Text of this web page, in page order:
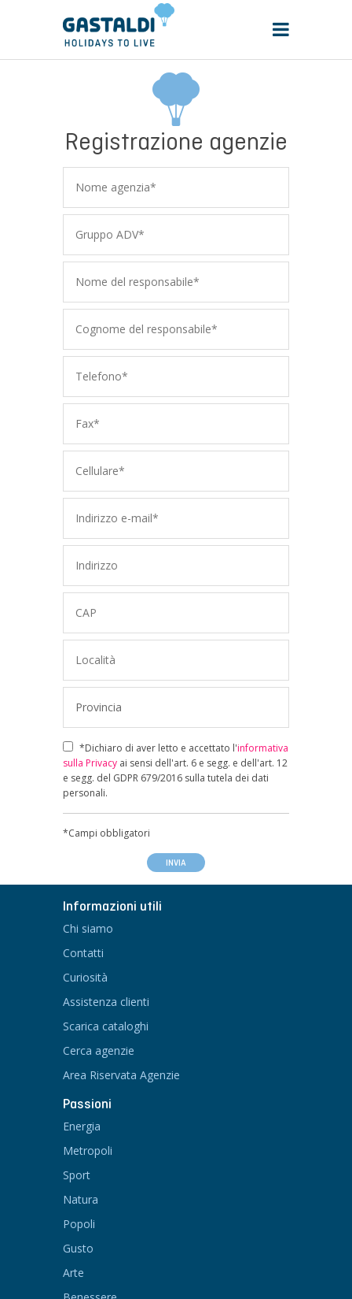
Registrazione agenzie
Provincia
*Dichiaro di aver letto e accettato l'informativa
sulla Privacy ai sensi dell'art. 6 e segg. e dell'art. 12
e segg. del GDPR 679/2016 sulla tutela dei dati
personali.
*Campi obbligatori
Informazioni utili
Chi siamo
Contatti
Curiosità
Assistenza clienti
Scarica cataloghi
Cerca agenzie
Area Riservata Agenzie
Passioni
Energia
Metropoli
Sport
Natura
Popoli
Gusto
Arte